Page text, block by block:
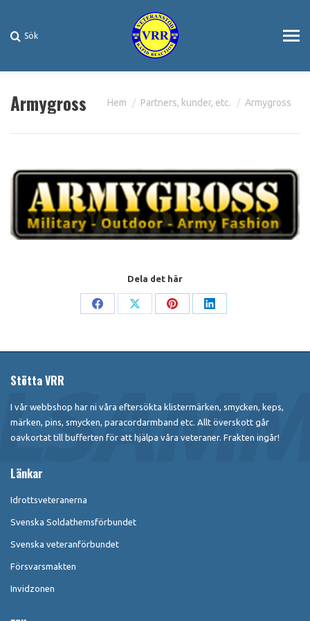
Search:
Sök
Armygross You are here:
Hem Partners, kunder, etc. Armygross
Dela det här
Share
Facebook
Share
X
Share
Pinterest
Share
LinkedIn
Stötta VRR
I vår webbshop har ni våra eftersökta klistermärken, smycken, keps,
märken, pins, smycken, paracordarmband etc. Allt överskott går
oavkortat till bufferten för att hjälpa våra veteraner. Frakten ingår!
Länkar
Idrottsveteranerna
Svenska Soldathemsförbundet
Svenska veteranförbundet
Försvarsmakten
Invidzonen